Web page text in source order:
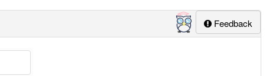
Feedback